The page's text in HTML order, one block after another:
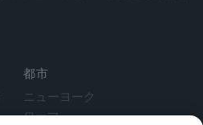
都市
ニューヨーク
ローマ